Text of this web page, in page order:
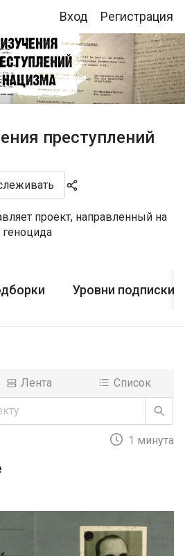
Вход Регистрация
преступлений
проект, направленный на
геноцида
Уровни подписки
Лента Список
1 минута